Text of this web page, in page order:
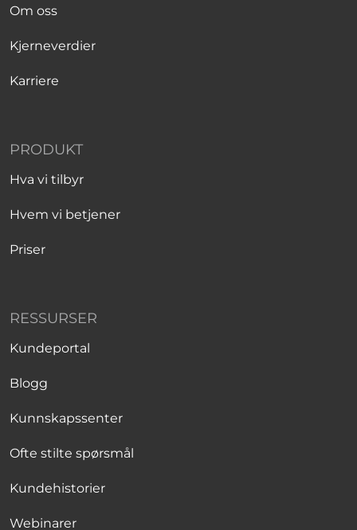
Om oss
Kjerneverdier
Karriere
PRODUKT
Hva vi tilbyr
Hvem vi betjener
Priser
RESSURSER
Kundeportal
Blogg
Kunnskapssenter
Ofte stilte spørsmål
Kundehistorier
Webinarer